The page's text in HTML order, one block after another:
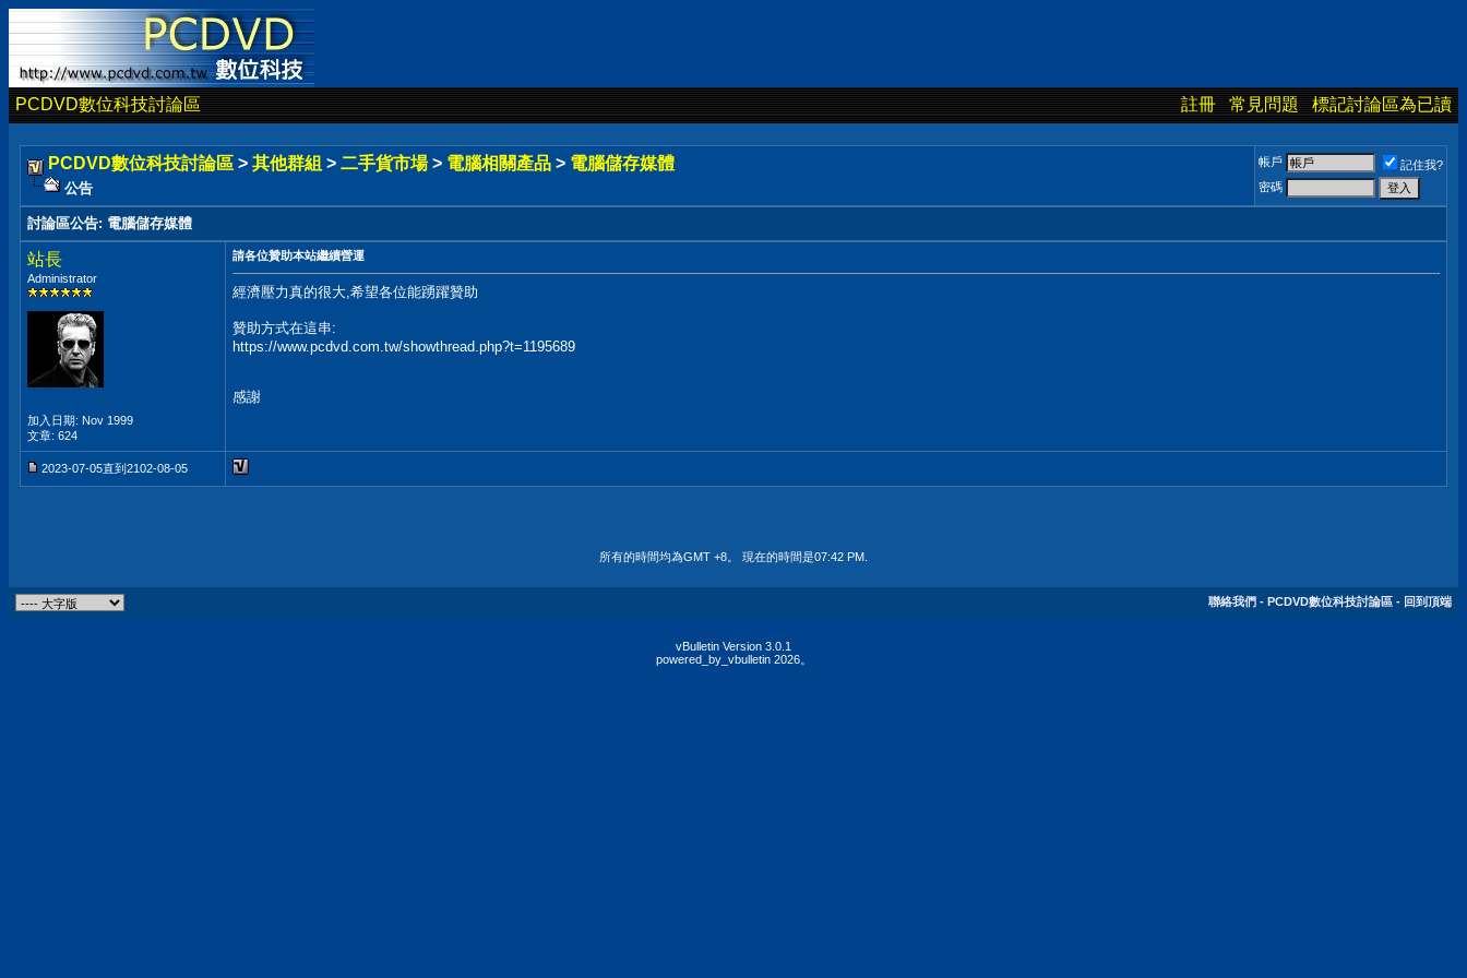
PCDVD數位科技討論區 註冊 常見問題 標記討論區為已讀
PCDVD數位科技討論區 > 其他群組 > 二手貨市場 > 電腦相關產品 > 電腦儲存媒體
公告
帳戶
記住我?
密碼
討論區公告: 電腦儲存媒體
站長
Administrator
加入日期: Nov 1999
文章: 624
請各位贊助本站繼續營運
經濟壓力真的很大,希望各位能踴躍贊助
贊助方式在這串:
https://www.pcdvd.com.tw/showthread.php?t=1195689
感謝
2023-07-05直到2102-08-05
所有的時間均為GMT +8。 現在的時間是07:42 PM
聯絡我們 - PCDVD數位科技討論區 - 回到頂端
vBulletin Version 3.0.1
powered_by_vbulletin 2026。